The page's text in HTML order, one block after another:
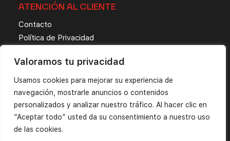
Valoramos tu privacidad
Usamos cookies para mejorar su experiencia de
navegación, mostrarle anuncios o contenidos
personalizados y analizar nuestro tráfico. Al hacer clic en
“Aceptar todo” usted da su consentimiento a nuestro uso
de las cookies.
ATENCIÓN AL CLIENTE
Contacto
Política de Privacidad
Aviso de Cookies